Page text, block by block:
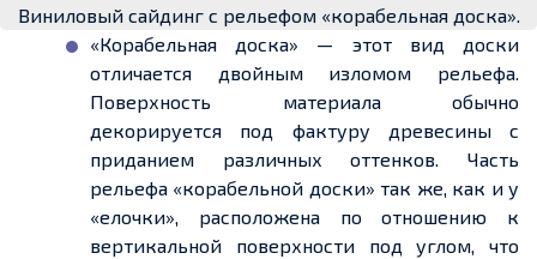
Виниловый сайдинг с рельефом «корабельная доска».
«Корабельная доска» — этот вид доски
отличается двойным изломом рельефа.
Поверхность материала обычно
декорируется под фактуру древесины с
приданием различных оттенков. Часть
рельефа «корабельной доски» так же, как и у
«елочки», расположена по отношению к
вертикальной поверхности под углом, что